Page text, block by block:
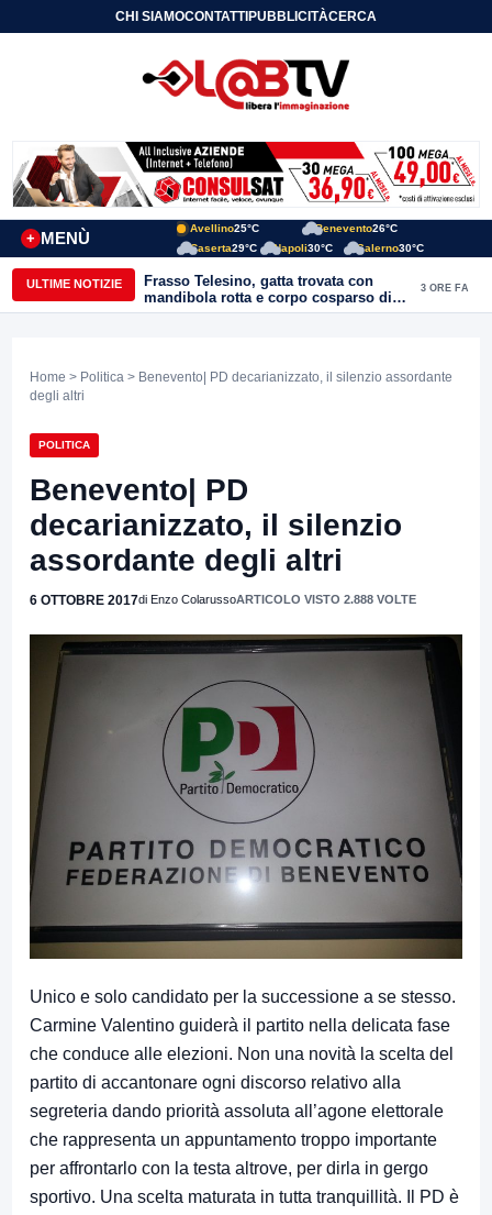
CHI SIAMOCONTATTIPUBBLICITÀCERCA
MENÙ
+
Avellino25°C Benevento26°C
Caserta29°C Napoli30°C Salerno30°C
ULTIME NOTIZIE
Frasso Telesino, gatta trovata con
mandibola rotta e corpo cosparso di
colla: “Atto di inaudita crudeltà”
3 ORE FA
Home > Politica > Benevento| PD decarianizzato, il silenzio assordante
degli altri
POLITICA
Benevento| PD
decarianizzato, il silenzio
assordante degli altri
6 OTTOBRE 2017di Enzo ColarussoARTICOLO VISTO 2.888 VOLTE
Unico e solo candidato per la successione a se stesso.
Carmine Valentino guiderà il partito nella delicata fase
che conduce alle elezioni. Non una novità la scelta del
partito di accantonare ogni discorso relativo alla
segreteria dando priorità assoluta all’agone elettorale
che rappresenta un appuntamento troppo importante
per affrontarlo con la testa altrove, per dirla in gergo
sportivo. Una scelta maturata in tutta tranquillità. Il PD è